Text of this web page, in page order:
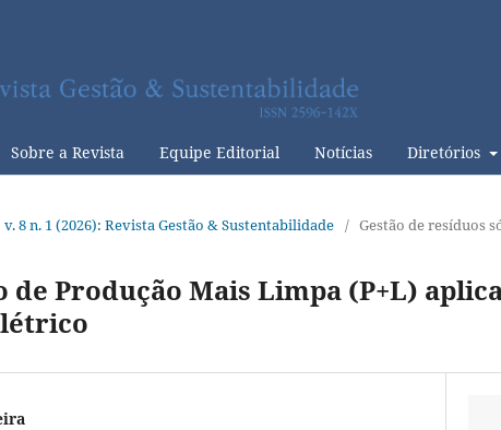
Sobre a Revista Equipe Editorial Notícias Diretórios
v. 8 n. 1 (2026): Revista Gestão & Sustentabilidade / Gestão de resíduos
de Produção Mais Limpa (P+L)